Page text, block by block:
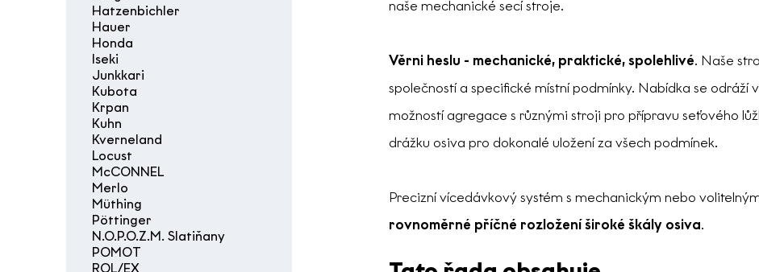
Hatzenbichler
Hauer
Honda
Iseki
Junkkari
Kubota
Krpan
Kuhn
Kverneland
Locust
McCONNEL
Merlo
Müthing
Pöttinger
N.O.P.O.Z.M. Slatiňany
POMOT
ROL/EX
naše mechanické secí stroje.
Věrni heslu - mechanické, praktické, spolehlivé. Naše
společností a specifické místní podmínky. Nabídka se odráží
možností agregace s různými stroji pro přípravu seťového
drážku osiva pro dokonalé uložení za všech podmínek.
Precizní vícedávkový systém s mechanickým nebo
rovnoměrné příčné rozložení široké škály osiva.